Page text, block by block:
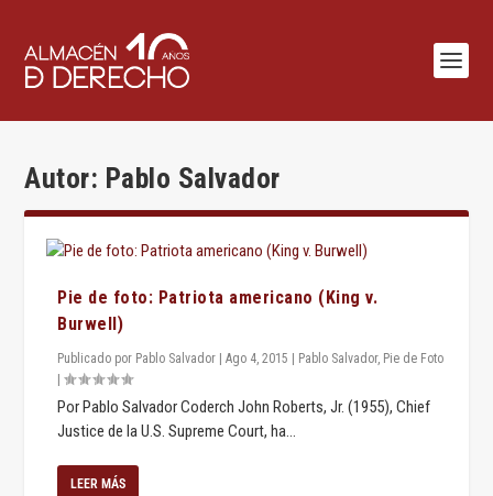
Autor: Pablo Salvador
Pie de foto: Patriota americano (King v.
Burwell)
Publicado por Pablo Salvador |Ago 4, 2015 Pablo Salvador, Pie de Foto
|
Por Pablo Salvador Coderch John Roberts, Jr. (1955), Chief
Justice de la U.S. Supreme Court, ha...
LEER MÁS